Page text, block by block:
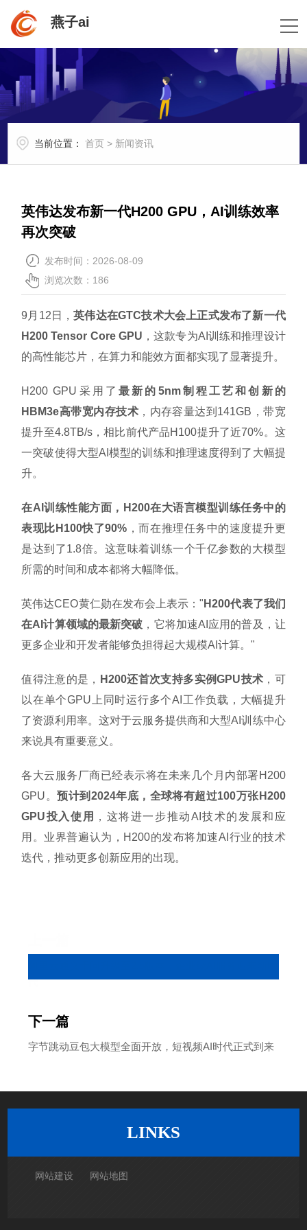
燕子ai
当前位置： 首页 > 新闻资讯
英伟达发布新一代H200 GPU，AI训练效率
再次突破
发布时间：2026-08-09
浏览次数：186
9月12日，英伟达在GTC技术大会上正式发布了新一代
H200 Tensor Core GPU ，这款专为AI训练和推理设计
的高性能芯片，在算力和能效方面都实现了显著提升。
H200 GPU采用了最新的5nm制程工艺和创新的
HBM3e高带宽内存技术 ，内存容量达到141GB，带宽
提升至4.8TB/s，相比前代产品H100提升了近70%。这
一突破使得大型AI模型的训练和推理速度得到了大幅提
升。
在AI训练性能方面，H200在大语言模型训练任务中的
表现比H100快了90% ，而在推理任务中的速度提升更
是达到了1.8倍。这意味着训练一个千亿参数的大模型
所需的时间和成本都将大幅降低。
英伟达CEO黄仁勋在发布会上表示：" H200代表了我们
在AI计算领域的最新突破 ，它将加速AI应用的普及，让
更多企业和开发者能够负担得起大规模AI计算。"
值得注意的是， H200还首次支持多实例GPU技术 ，可
以在单个GPU上同时运行多个AI工作负载，大幅提升
了资源利用率。这对于云服务提供商和大型AI训练中心
来说具有重要意义。
各大云服务厂商已经表示将在未来几个月内部署H200
GPU。预计到2024年底，全球将有超过100万张H200
GPU投入使用
，这将进一步推动AI技术的发展和应
用。业界普遍认为，H200的发布将加速AI行业的技术
迭代，推动更多创新应用的出现。
代
下一篇
字节跳动豆包大模型全面开放，短视频AI时代正式到来
LINKS
网站建设 网站地图